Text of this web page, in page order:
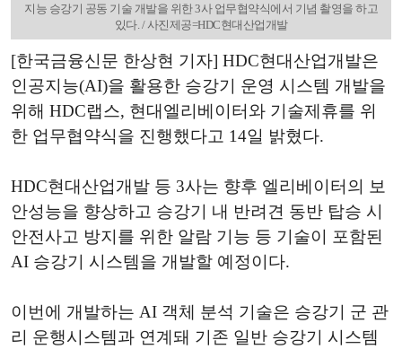
지능 승강기 공동 기술 개발을 위한 3사 업무협약식에서 기념 촬영을 하고
있다. / 사진제공=HDC현대산업개발
[한국금융신문 한상현 기자] HDC현대산업개발은
인공지능(AI)을 활용한 승강기 운영 시스템 개발을
위해 HDC랩스, 현대엘리베이터와 기술제휴를 위
한 업무협약식을 진행했다고 14일 밝혔다.
HDC현대산업개발 등 3사는 향후 엘리베이터의 보
안성능을 향상하고 승강기 내 반려견 동반 탑승 시
안전사고 방지를 위한 알람 기능 등 기술이 포함된
AI 승강기 시스템을 개발할 예정이다.
이번에 개발하는 AI 객체 분석 기술은 승강기 군 관
리 운행시스템과 연계돼 기존 일반 승강기 시스템